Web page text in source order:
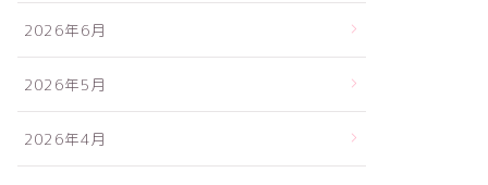
2026年6月
2026年5月
2026年4月